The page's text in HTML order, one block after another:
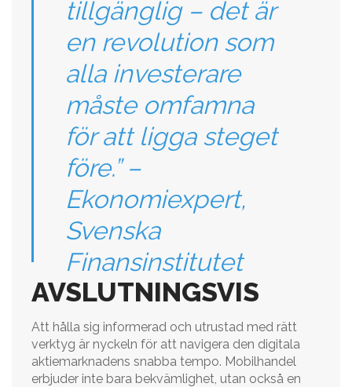
tillgänglig – det är
en revolution som
alla investerare
måste omfamna
för att ligga steget
före.” –
Ekonomiexpert,
Svenska
Finansinstitutet
AVSLUTNINGSVIS
Att hålla sig informerad och utrustad med rätt
verktyg är nyckeln för att navigera den digitala
aktiemarknadens snabba tempo. Mobilhandel
erbjuder inte bara bekvämlighet, utan också en